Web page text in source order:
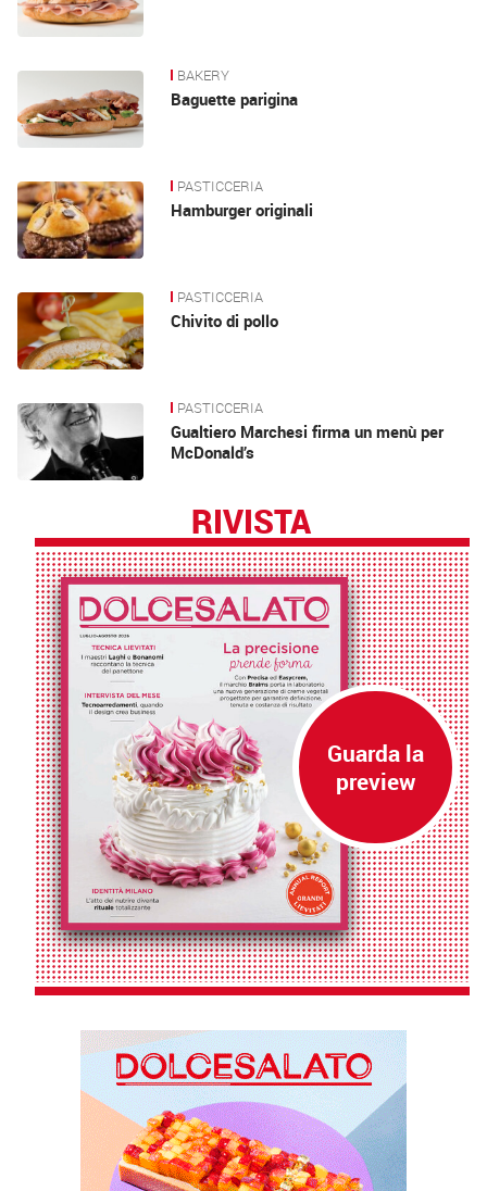
BAKERY
Baguette parigina
PASTICCERIA
Hamburger originali
PASTICCERIA
Chivito di pollo
PASTICCERIA
Gualtiero Marchesi firma un menù per
McDonald’s
RIVISTA